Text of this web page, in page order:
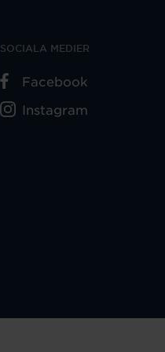
SOCIALA MEDIER
Facebook
Instagram